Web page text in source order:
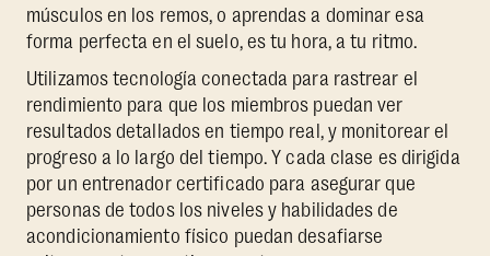
músculos en los remos, o aprendas a dominar esa
forma perfecta en el suelo, es tu hora, a tu ritmo.
Utilizamos tecnología conectada para rastrear el
rendimiento para que los miembros puedan ver
resultados detallados en tiempo real, y monitorear el
progreso a lo largo del tiempo. Y cada clase es dirigida
por un entrenador certificado para asegurar que
personas de todos los niveles y habilidades de
acondicionamiento físico puedan desafiarse